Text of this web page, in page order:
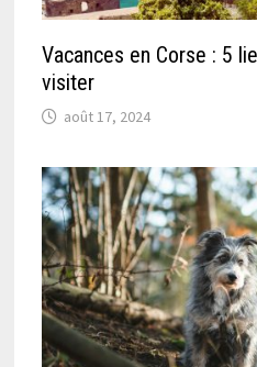
Vacances en Corse : 5
visiter
août 17, 2024